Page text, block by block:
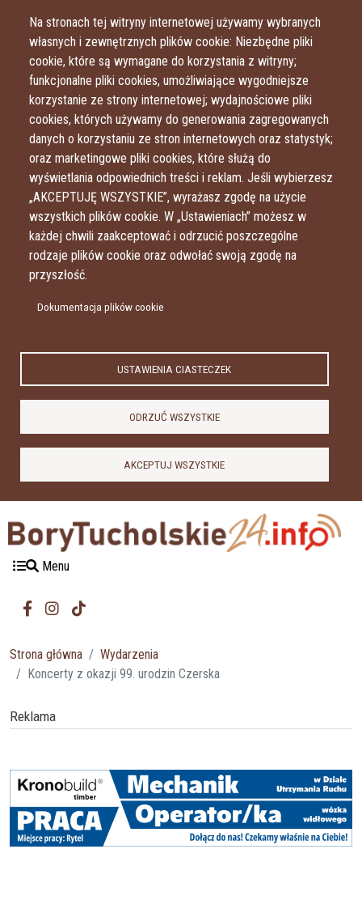
Na stronach tej witryny internetowej używamy wybranych
własnych i zewnętrznych plików cookie: Niezbędne pliki
cookie, które są wymagane do korzystania z witryny;
funkcjonalne pliki cookies, umożliwiające wygodniejsze
korzystanie ze strony internetowej; wydajnościowe pliki
cookies, których używamy do generowania zagregowanych
danych o korzystaniu ze stron internetowych oraz statystyk;
oraz marketingowe pliki cookies, które służą do
wyświetlania odpowiednich treści i reklam. Jeśli wybierzesz
„AKCEPTUJĘ WSZYSTKIE”, wyrażasz zgodę na użycie
wszystkich plików cookie. W „Ustawieniach” możesz w
każdej chwili zaakceptować i odrzucić poszczególne
rodzaje plików cookie oraz odwołać swoją zgodę na
przyszłość.
Dokumentacja plików cookie
USTAWIENIA CIASTECZEK
ODRZUĆ WSZYSTKIE
AKCEPTUJ WSZYSTKIE
Menu
Strona główna
Wydarzenia
Koncerty z okazji 99. urodzin Czerska
Reklama